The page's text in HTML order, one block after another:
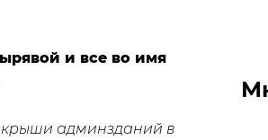
и все во имя
админзданий в